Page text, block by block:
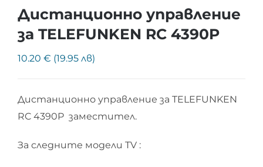
Дистанционно управление
за TELEFUNKEN RC 4390P
10.20 € (19.95 лв)
Дистанционно управление за TELEFUNKEN
RC 4390P заместител.
За следните модели TV :